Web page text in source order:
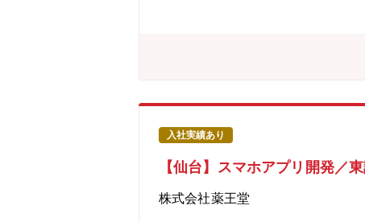
（兼SE）1名 Androidエンジニア1
す。★アプリの責任者として裁量を持
プリ開発やシステム連携の現場に必要
ェクトマネジメントユニット構成] -
だく場合がございます
入社実績あり
【仙台】スマホアプリ開発／
株式会社薬王堂